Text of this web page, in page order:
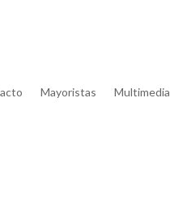
Mayoristas Multimedia